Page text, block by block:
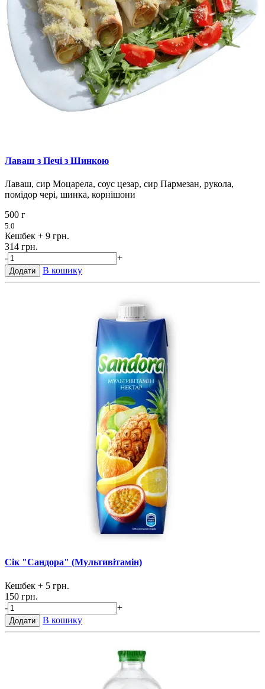
Лаваш з Печі з Шинкою
Лаваш, сир Моцарела, соус цезар, сир Пармезан, рукола,
помідор чері, шинка, корнішони
500 г
5.0
Кешбек + 9 грн.
314 грн.
-
+
Додати В кошику
Сік "Сандора" (Мультивітамін)
Кешбек + 5 грн.
150 грн.
-
+
Додати В кошику